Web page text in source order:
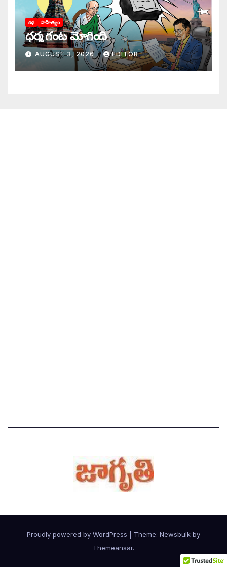
కథ సాహిత్యం
ధర్మ గంట మోగింది
AUGUST 3, 2026 EDITOR
Proudly powered by WordPress Theme: Newsbulk by
Themeansar.